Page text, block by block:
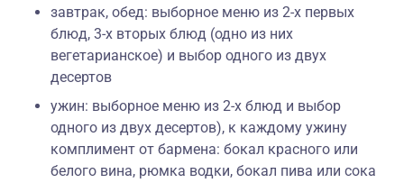
завтрак, обед: выборное меню из 2-х первых
блюд, 3-х вторых блюд (одно из них
вегетарианское) и выбор одного из двух
десертов
ужин: выборное меню из 2-х блюд и выбор
одного из двух десертов), к каждому ужину
комплимент от бармена: бокал красного или
белого вина, рюмка водки, бокал пива или сока